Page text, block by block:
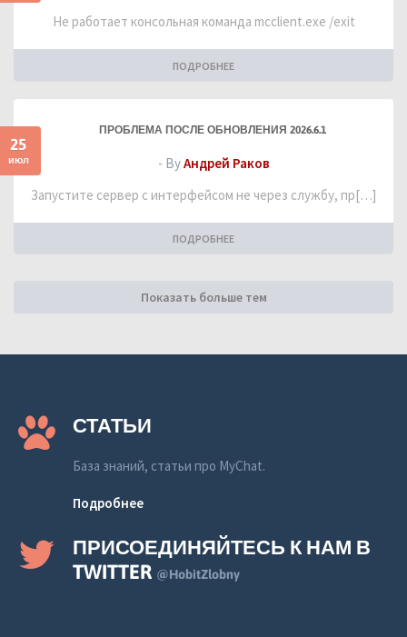
Не работает консольная команда mcclient.exe /exit
ПОДРОБНЕЕ
25
июл
ПРОБЛЕМА ПОСЛЕ ОБНОВЛЕНИЯ 2026.6.1
- ByАндрей Раков
Запустите сервер с интерфейсом не через службу, пр[…]
ПОДРОБНЕЕ
Показать больше тем
СТАТЬИ
База знаний, статьи про MyChat.
Подробнее
ПРИСОЕДИНЯЙТЕСЬ К НАМ В
TWITTER @HobitZlobny